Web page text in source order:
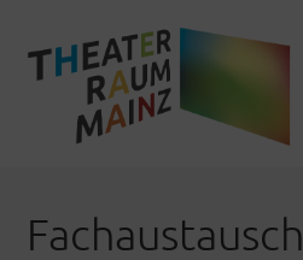
springen
Fachaustausch